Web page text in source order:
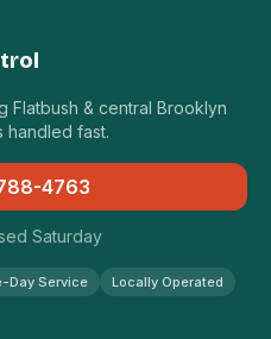
Flatbush & central Brooklyn
fast.
4763
Saturday
Day Service Locally Operated